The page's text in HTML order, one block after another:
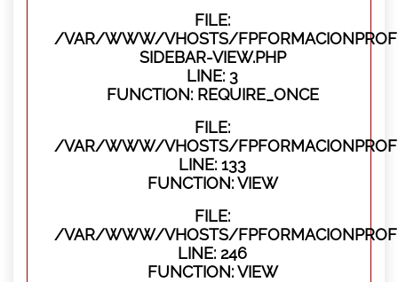
FILE:
/VAR/WWW/VHOSTS/
SIDEBAR-VIEW.PHP
LINE: 3
FUNCTION: REQUIRE_ONCE
FILE:
/VAR/WWW/VHOSTS/
LINE: 133
FUNCTION: VIEW
FILE:
/VAR/WWW/VHOSTS/
LINE: 246
FUNCTION: VIEW